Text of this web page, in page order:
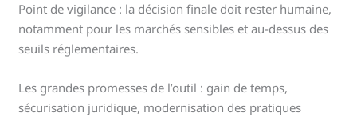
Point de vigilance : la décision finale doit rester humaine,
notamment pour les marchés sensibles et au-dessus des
seuils réglementaires.
Les grandes promesses de l’outil : gain de temps,
sécurisation juridique, modernisation des pratiques